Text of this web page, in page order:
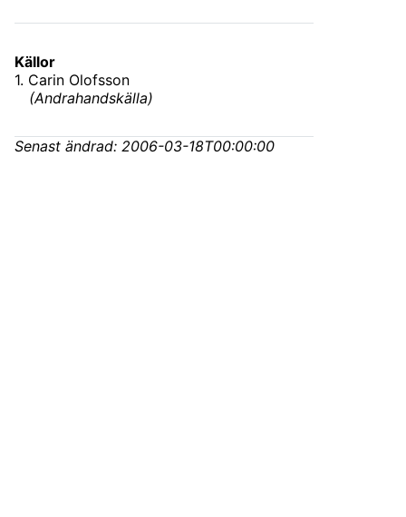
Källor
1. Carin Olofsson
(Andrahandskälla)
Senast ändrad: 2006-03-18T00:00:00